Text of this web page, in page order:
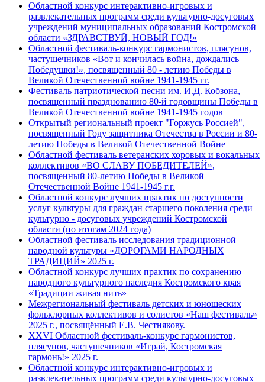
Областной конкурс интерактивно-игровых и
развлекательных программ среди культурно-досуговых
учреждений муниципальных образований Костромской
области «ЗДРАВСТВУЙ, НОВЫЙ ГОД!»
Oбластной фестиваль-конкурс гармонистов, плясунов,
частушечников «Вот и кончилась война, дождались
Победушки!», посвященный 80 - летию Победы в
Великой Отечественной войне 1941-1945 гг.
Фестиваль патриотической песни им. И.Д. Кобзона,
посвященный празднованию 80-й годовщины Победы в
Великой Отечественной войне 1941-1945 годов
Открытый региональный проект "Горжусь Россией",
посвященный Году защитника Отечества в России и 80-
летию Победы в Великой Отечественной Войне
Областной фестиваль ветеранских хоровых и вокальных
коллективов «ВО СЛАВУ ПОБЕДИТЕЛЕЙ»,
посвященный 80-летию Победы в Великой
Отечественной Войне 1941-1945 г.г.
Областной конкурс лучших практик по доступности
услуг культуры для граждан старшего поколения среди
культурно - досуговых учреждений Костромской
области (по итогам 2024 года)
Областной фестиваль исследования традиционной
народной культуры «ДОРОГАМИ НАРОДНЫХ
ТРАДИЦИЙ» 2025 г.
Областной конкурс лучших практик по сохранению
народного культурного наследия Костромского края
«Традиции живая нить»
Межрегиональный фестиваль детских и юношеских
фольклорных коллективов и солистов «Наш фестиваль»
2025 г., посвящённый Е.В. Честнякову.
XXVI Областной фестиваль-конкурс гармонистов,
плясунов, частушечников «Играй, Костромская
гармонь!» 2025 г.
Областной конкурс интерактивно-игровых и
развлекательных программ среди культурно-досуговых